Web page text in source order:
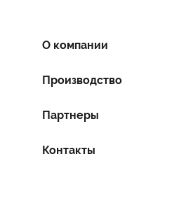
О компании
Производство
Партнеры
Контакты